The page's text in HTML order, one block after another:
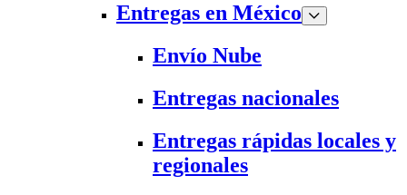
Entregas en México
Envío Nube
Entregas nacionales
Entregas rápidas locales y
regionales